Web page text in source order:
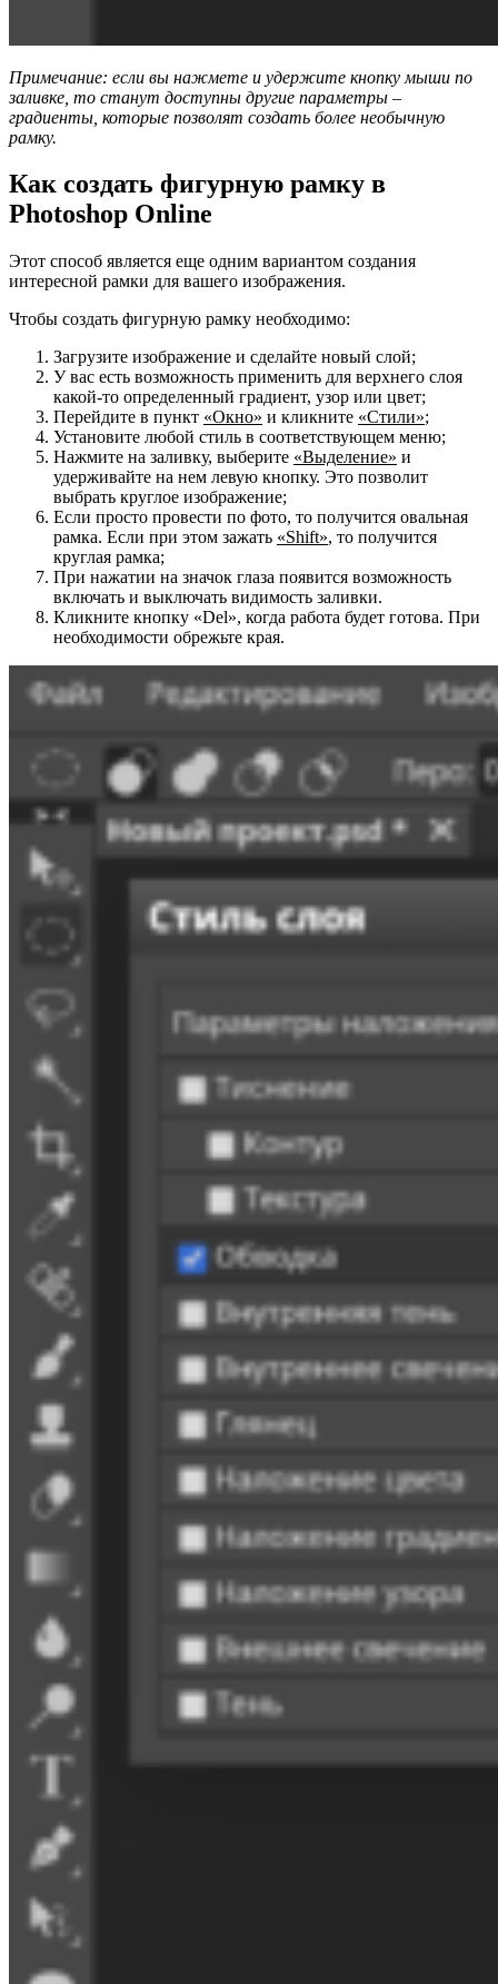
Примечание: если вы нажмете и удержите кнопку мыши по
заливке, то станут доступны другие параметры –
градиенты, которые позволят создать более необычную
рамку.
Как создать фигурную рамку в
Photoshop Online
Этот способ является еще одним вариантом создания
интересной рамки для вашего изображения.
Чтобы создать фигурную рамку необходимо:
Загрузите изображение и сделайте новый слой;
У вас есть возможность применить для верхнего слоя
какой-то определенный градиент, узор или цвет;
Перейдите в пункт «Окно» и кликните «Стили»;
Установите любой стиль в соответствующем меню;
Нажмите на заливку, выберите «Выделение» и
удерживайте на нем левую кнопку. Это позволит
выбрать круглое изображение;
Если просто провести по фото, то получится овальная
рамка. Если при этом зажать «Shift», то получится
круглая рамка;
При нажатии на значок глаза появится возможность
включать и выключать видимость заливки.
Кликните кнопку «Del», когда работа будет готова. При
необходимости обрежьте края.